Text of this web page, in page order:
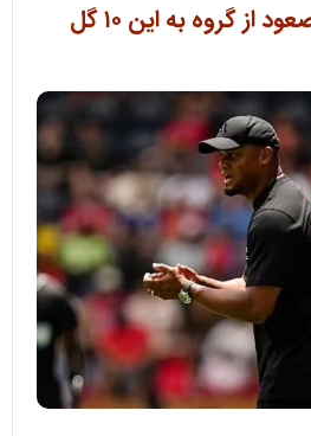
کمپانی: شاید برای صعود از گروه به این ۱۰ گل